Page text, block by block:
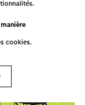
cookies.